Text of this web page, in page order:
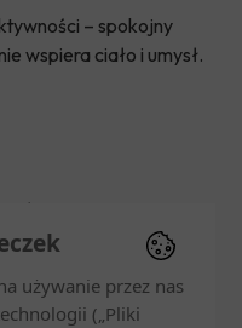
– spokojny
wspiera ciało i umysł.
zł
zł
zł
używanie przez nas
(„Pliki